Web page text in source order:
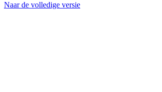
Naar de volledige versie